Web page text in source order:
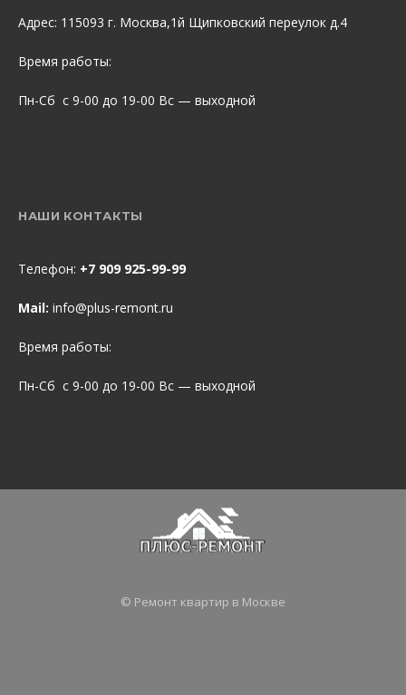
Адрес: 115093 г. Москва,1й Щипковский переулок д.4
Время работы:
Пн-Сб с 9-00 до 19-00 Вс — выходной
НАШИ КОНТАКТЫ
Телефон: +7 909 925-99-99
Mail: info@plus-remont.ru
Время работы:
Пн-Сб с 9-00 до 19-00 Вс — выходной
© Ремонт квартир в Москве